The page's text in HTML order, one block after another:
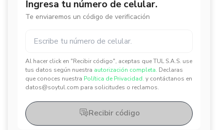
Ingresa tu número de celular.
Te enviaremos un código de verificación
Al hacer click en "Recibir código", aceptas que TUL S.A.S. use
tus datos según nuestra autorización completa. Declaras
que conoces nuestra Política de Privacidad. y contáctanos en
datos@soytul.com para solicitudes o reclamos.
✕
✕
Recibir código